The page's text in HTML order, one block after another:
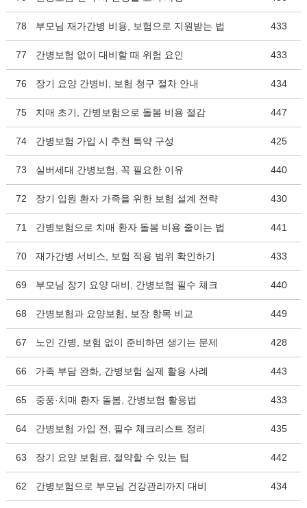
78 부모님 재가간병 비용, 보험으로 지원받는 법 433
77 간병보험 없이 대비할 때 위험 요인 433
76 장기 요양 간병비, 보험 청구 절차 안내 434
75 치매 초기, 간병보험으로 돌봄 비용 절감 447
74 간병보험 가입 시 추천 특약 구성 425
73 실버세대 간병보험, 꼭 필요한 이유 440
72 장기 입원 환자 가족을 위한 보험 설계 전략 430
71 간병보험으로 치매 환자 돌봄 비용 줄이는 법 441
70 재가간병 서비스, 보험 적용 범위 확인하기 433
69 부모님 장기 요양 대비, 간병보험 필수 체크 440
68 간병보험과 요양보험, 보장 항목 비교 449
67 노인 간병, 보험 없이 준비하면 생기는 문제 428
66 가족 부담 완화, 간병보험 실제 활용 사례 443
65 중풍·치매 환자 돌봄, 간병보험 활용법 433
64 간병보험 가입 전, 필수 체크리스트 정리 435
63 장기 요양 보험료, 절약할 수 있는 팁 442
62 간병보험으로 부모님 건강관리까지 대비 434